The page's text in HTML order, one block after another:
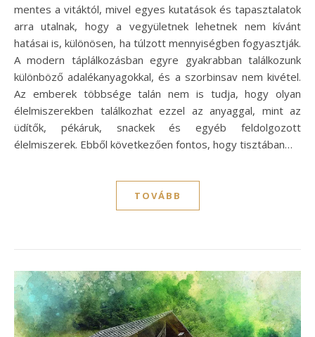
mentes a vitáktól, mivel egyes kutatások és tapasztalatok
arra utalnak, hogy a vegyületnek lehetnek nem kívánt
hatásai is, különösen, ha túlzott mennyiségben fogyasztják.
A modern táplálkozásban egyre gyakrabban találkozunk
különböző adalékanyagokkal, és a szorbinsav nem kivétel.
Az emberek többsége talán nem is tudja, hogy olyan
élelmiszerekben találkozhat ezzel az anyaggal, mint az
üdítők, pékáruk, snackek és egyéb feldolgozott
élelmiszerek. Ebből következően fontos, hogy tisztában…
TOVÁBB